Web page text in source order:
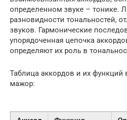
определенном звуке – тонике.
разновидности тональностей,
звуков. Гармонические
упорядоченная цепочка
определяют их роль в
Таблица аккордов и их функций
мажор: